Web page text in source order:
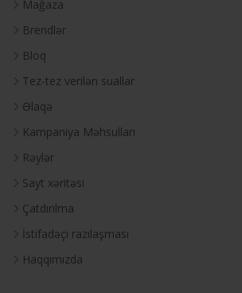
Mağaza
Brendlər
Bloq
Tez-tez verilən suallar
Əlaqə
Kampaniya Məhsulları
Rəylər
Sayt xəritəsi
Çatdırılma
İstifadəçi razılaşması
Haqqımızda